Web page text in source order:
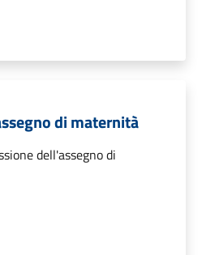
di maternità
dell'assegno di